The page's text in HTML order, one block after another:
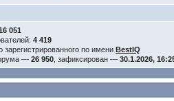
051
4 419
зарегистрированного по имениBestIQ
—26 950 , зафиксирован —30.1.2026,